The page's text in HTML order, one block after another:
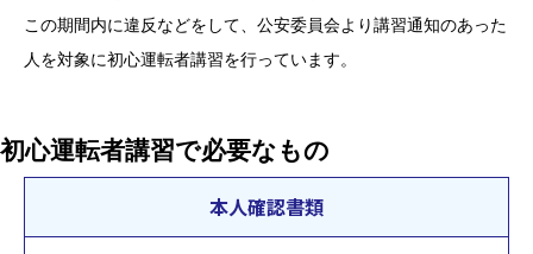
この期間内に違反などをして、公安委員会より講習通知のあった
人を対象に初心運転者講習を行っています。
初心運転者講習で必要なもの
本人確認書類